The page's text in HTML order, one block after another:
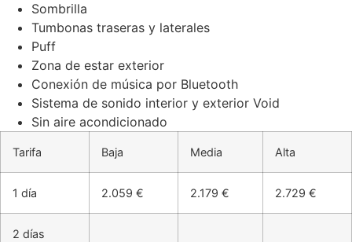
Sombrilla
Tumbonas traseras y laterales
Puff
Zona de estar exterior
Conexión de música por Bluetooth
Sistema de sonido interior y exterior Void
Sin aire acondicionado
Tarifa Baja Media Alta
1 día 2.059 € 2.179 € 2.729 €
2 días